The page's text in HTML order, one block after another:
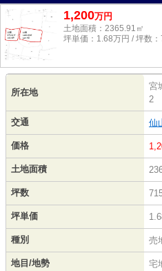
1,200万円
土地面積：2365.91㎡
坪単価：1.68万円 / 坪数
所在地
宮
2
交通 仙
価格
土地面積
坪数
坪単価
種別 売
地目/地勢 宅